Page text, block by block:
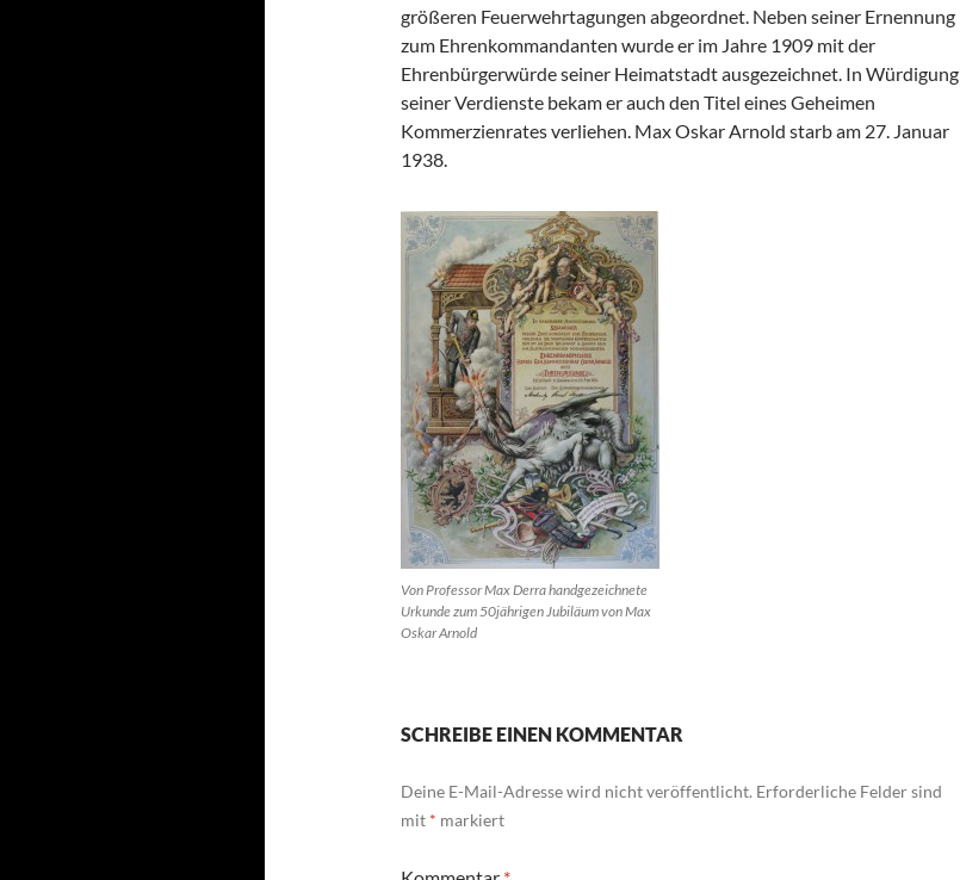
größeren Feuerwehrtagungen abgeordnet. Neben seiner Ernennung
zum Ehrenkommandanten wurde er im Jahre 1909 mit der
Ehrenbürgerwürde seiner Heimatstadt ausgezeichnet. In Würdigung
seiner Verdienste bekam er auch den Titel eines Geheimen
Kommerzienrates verliehen. Max Oskar Arnold starb am 27. Januar
1938.
Von Professor Max Derra handgezeichnete
Urkunde zum 50jährigen Jubiläum von Max
Oskar Arnold
SCHREIBE EINEN KOMMENTAR
Deine E-Mail-Adresse wird nicht veröffentlicht. Erforderliche Felder sind
mit * markiert